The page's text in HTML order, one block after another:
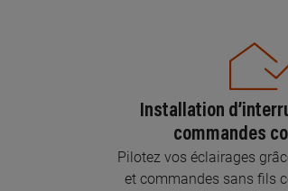
Installation
commandes
Pilotez vos éclairages
et commandes sans fils